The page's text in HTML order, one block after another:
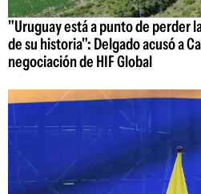
"Uruguay está a punto de perder
de su historia": Delgado acusó a
negociación de HIF Global